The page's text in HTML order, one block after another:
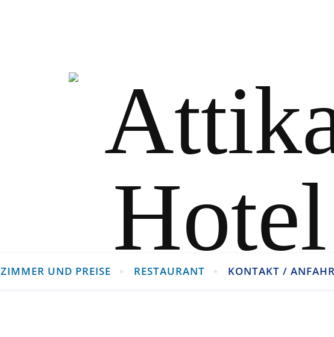
ZIMMER UND PREISE RESTAURANT KONTAKT /